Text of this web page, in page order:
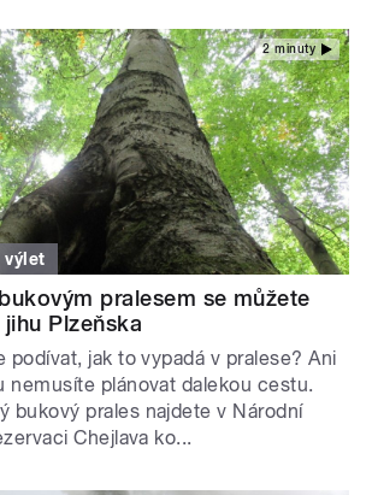
2 minuty
výlet
pralesem se můžete
Plzeňska
podívat, jak to vypadá v pralese? Ani
nemusíte plánovat dalekou cestu.
bukový prales najdete v Národní
Chejlava ko...